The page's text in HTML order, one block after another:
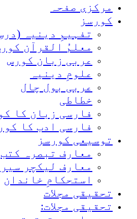
مرکزی صفحہ
کورسز
تفہیمِ دینیہ
معلمُ القرآن
عربی زبان کورس
علومِ دینیہ
عربی بول چال
خطاطی
فارسی زبان کا
فارسی ادب کا
توسیعی کورسز
معارف تبصرہ کتب
معارف لیکچر
استحکامِ خاندان
تحقیقی مجلات
تحقیقی مجلات: